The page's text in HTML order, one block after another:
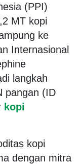
(PPI)
MT kopi
ke
Internasional
langkah
pangan (ID
kopi
kopi
dengan mitra